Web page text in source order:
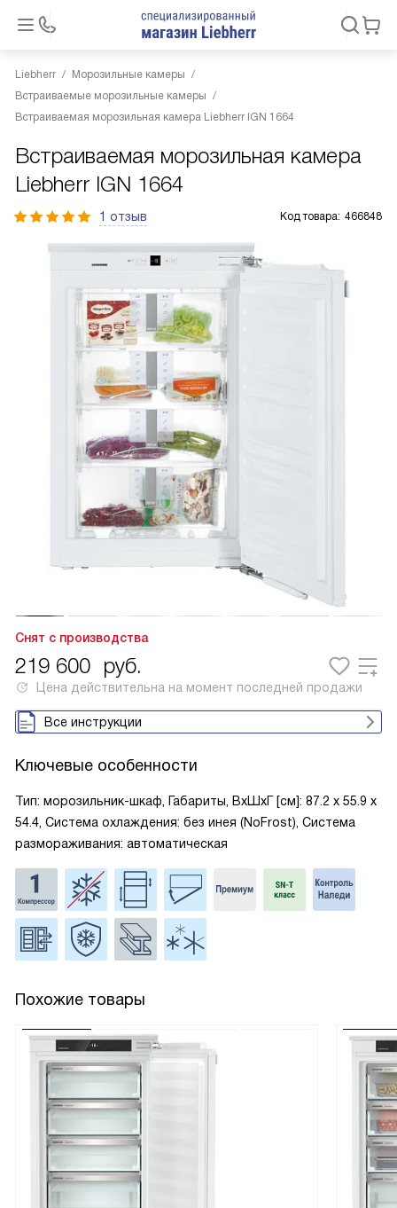
Liebherr
Морозильные камеры
Встраиваемые морозильные камеры
Встраиваемая морозильная камера Liebherr IGN 1664
Встраиваемая морозильная камера
Liebherr IGN 1664
1 отзыв Код товара: 466848
Снят с производства
219 600 руб.
Цена действительна на момент последней продажи
Все инструкции
Ключевые особенности
Тип: морозильник-шкаф, Габариты, ВxШxГ [см]: 87.2 х 55.9 х
54.4, Система охлаждения: без инея (NoFrost), Система
размораживания: автоматическая
Похожие товары